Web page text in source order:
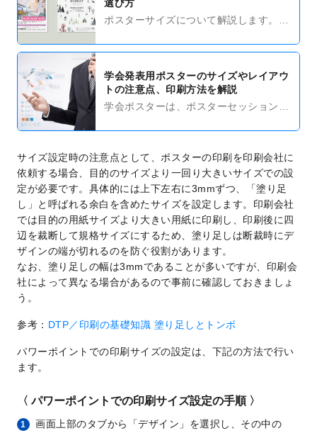
選び方
ポスターサイズについて解説します。規
を図解を交えてご紹介。ポスターを制作
学会発表用ポスターのサイズやレイアウ
トの注意点、印刷方法を解説
学会ポスターは、ポスターセッションで
学会ポスター作成においてサイズ・レイ
方法を解説します。
サイズ設定時の注意点として、ポスターの印刷を印刷会社に
依頼する場合、目的のサイズより一回り大きいサイズでの設
定が必要です。具体的には上下左右に3mmずつ、「塗り足
し」と呼ばれる余白を含めたサイズを設定します。印刷会社
では目的の用紙サイズより大きい用紙に印刷し、印刷後に四
辺を裁断して規格サイズにするため、塗り足しは断裁時にデ
ザインの端が切れるのを防ぐ役割があります。
なお、塗り足しの幅は3mmであることが多いですが、印刷会
社によって異なる場合があるので事前に確認しておきましょ
う。
参考： DTP／印刷の基礎知識 塗り足しとトンボ
パワーポイントでの印刷サイズの設定は、下記の方法で行い
ます。
〈 パワーポイントでの印刷サイズ設定の手順 〉
1
画面上部のタブから「デザイン」を選択し、その中の